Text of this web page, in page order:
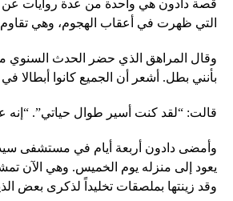
قصة دادون هي واحدة من عدة روايات عن
التي ظهرت في أعقاب الهجوم، وهي تقاوم
وقال المراهق الذي حضر الحدث السنوي
بأنني بطل. أشعر أن الجميع كانوا أبطالا
قالت: “لقد كنت أسير طوال حياتي”.
وأمضى دادون أربعة أيام في مستشفى
يعود إلى منزله يوم الخميس. وهي الآن
وقد زينتها بملصقات تخليداً لذكرى بعض